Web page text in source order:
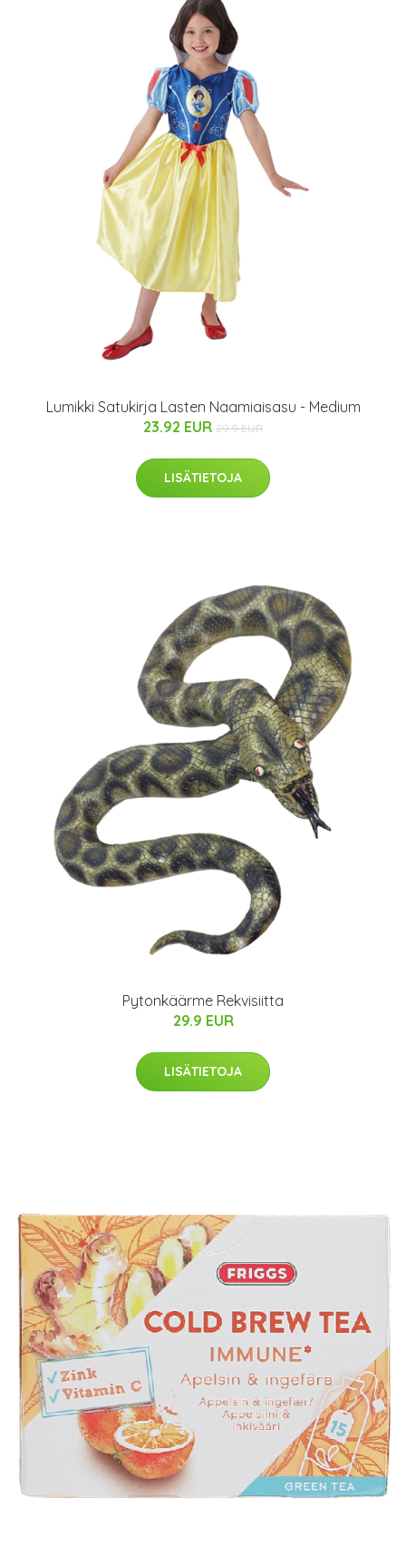
Lumikki Satukirja Lasten Naamiaisasu - Medium
23.92 EUR 29.9 EUR
LISÄTIETOJA
Pytonkäärme Rekvisiitta
29.9 EUR
LISÄTIETOJA